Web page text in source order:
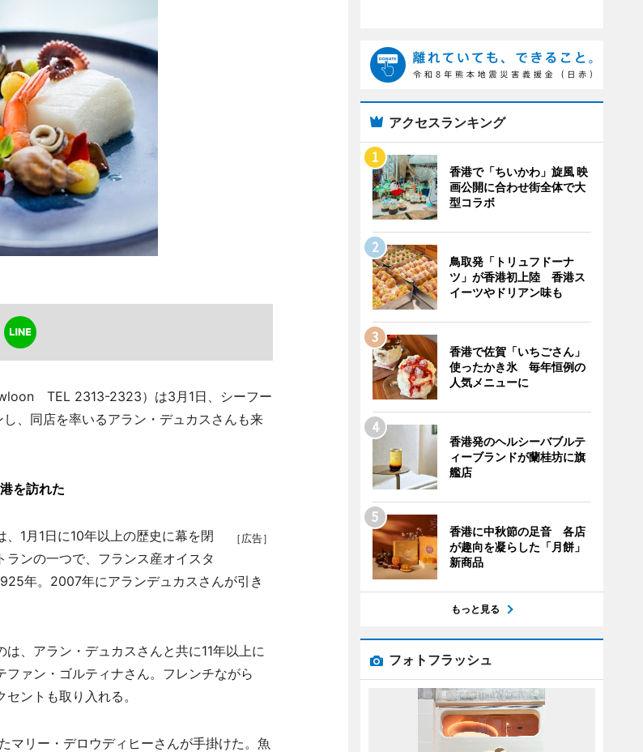
TEL 2313-2323）は3月1日、シーフー
、同店を率いるアラン・デュカスさんも来
を訪れた
［広告］
1月1日に10年以上の歴史に幕を閉
ンの一つで、フランス産オイスタ
年。2007年にアランデュカスさんが引き
、アラン・デュカスさんと共に11年以上に
ァン・ゴルティナさん。フレンチながら
ントも取り入れる。
リー・デロウディヒーさんが手掛けた。魚
アクセスランキング
香港で「ちいかわ」旋風 映
画公開に合わせ街全体で大
型コラボ
鳥取発「トリュフドーナ
ツ」が香港初上陸 香港ス
イーツやドリアン味も
香港で佐賀「いちごさん」
使ったかき氷 毎年恒例の
人気メニューに
香港発のヘルシーバブルテ
ィーブランドが蘭桂坊に旗
艦店
香港に中秋節の足音 各店
が趣向を凝らした「月餅」
新商品
もっと見る
フォトフラッシュ